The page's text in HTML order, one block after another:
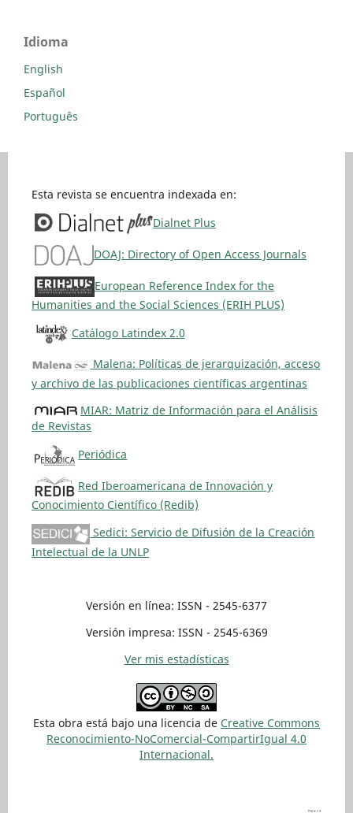
Idioma
English
Español
Português
Esta revista se encuentra indexada en:
Dialnet Plus
DOAJ: Directory of Open Access Journals
European Reference Index for the
Humanities and the Social Sciences (ERIH PLUS)
Catálogo Latindex 2.0
Malena: Políticas de jerarquización, acceso
y archivo de las publicaciones científicas argentinas
MIAR: Matriz de Información para el Análisis
de Revistas
Periódica
Red Iberoamericana de Innovación y
Conocimiento Científico (Redib)
Sedici: Servicio de Difusión de la Creación
Intelectual de la UNLP
Versión en línea: ISSN - 2545-6377
Versión impresa: ISSN - 2545-6369
Ver mis estadísticas
Esta obra está bajo una licencia de Creative Commons
Reconocimiento-NoComercial-CompartirIgual 4.0
Internacional.